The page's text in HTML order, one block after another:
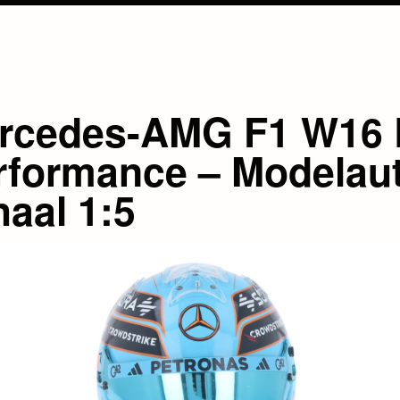
AMG F1 W16
–
1:5